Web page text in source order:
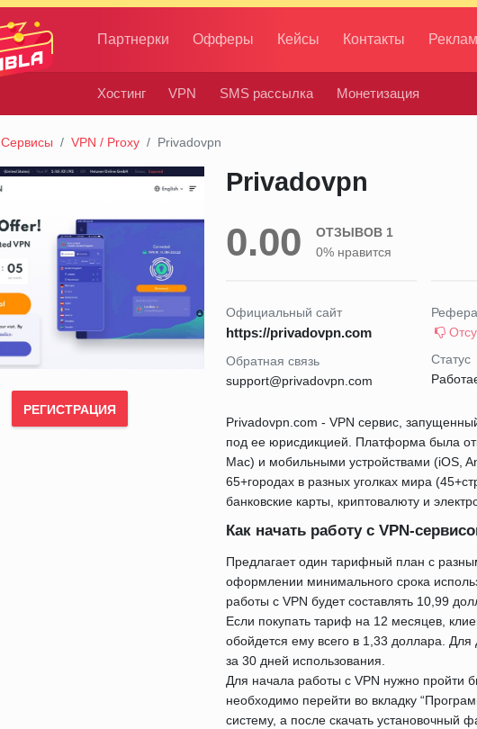
Партнерки Офферы Кейсы Контакты
Хостинг VPN SMS рассылка Монетизация
Сервисы VPN / Proxy Privadovpn
Privadovpn
0.00
ОТЗЫВОВ 1
0% нравится
Официальный сайт
https://privadovpn.com
Обратная связь
support@privadovpn.com
Статус
Privadovpn.com - VPN сервис,
под ее юрисдикцией. Платформа была
Mac) и мобильными устройствами (iOS,
65+городах в разных уголках мира
банковские карты, криптовалюту и
Как начать работу с VPN-
Предлагает один тарифный план с
оформлении минимального срока
работы с VPN будет составлять 10,99
Если покупать тариф на 12 месяцев,
обойдется ему всего в 1,33 доллара.
за 30 дней использования.
Для начала работы с VPN нужно пройти
необходимо перейти во вкладку
систему, а после скачать установочный
РЕГИСТРАЦИЯ